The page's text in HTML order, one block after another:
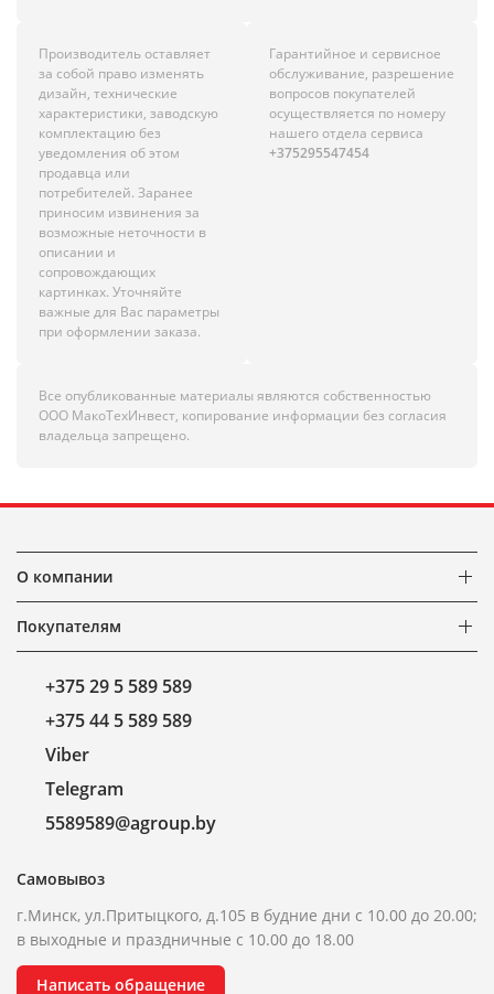
Производитель оставляет
за собой право изменять
дизайн, технические
характеристики, заводскую
комплектацию без
уведомления об этом
продавца или
потребителей. Заранее
приносим извинения за
возможные неточности в
описании и
сопровождающих
картинках. Уточняйте
важные для Вас параметры
при оформлении заказа.
Гарантийное и сервисное
обслуживание, разрешение
вопросов покупателей
осуществляется по номеру
нашего отдела сервиса
+375295547454
Все опубликованные материалы являются собственностью
ООО МакоТехИнвест, копирование информации без согласия
владельца запрещено.
О компании
Покупателям
+375 29 5 589 589
+375 44 5 589 589
Viber
Telegram
5589589@agroup.by
Самовывоз
г.Минск, ул.Притыцкого, д.105 в будние дни с 10.00 до 20.00;
в выходные и праздничные с 10.00 до 18.00
Написать обращение